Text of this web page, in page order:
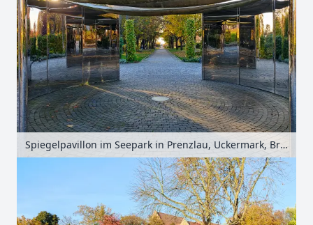
Spiegelpavillon im Seepark in Prenzlau, Uckermark, Brandenburg, Deutschland